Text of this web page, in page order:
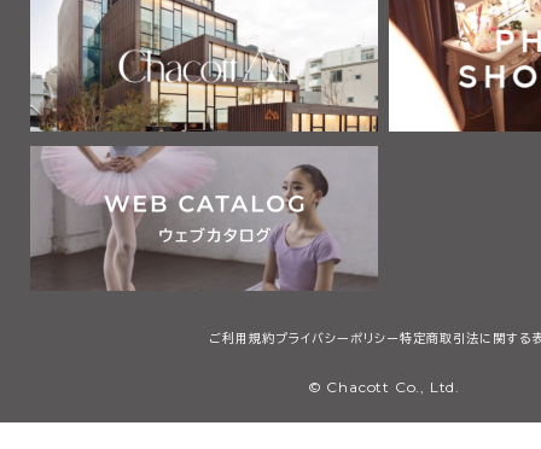
ご利用規約プライバシーポリシー 特定商取引法に関する
© Chacott Co., Ltd.